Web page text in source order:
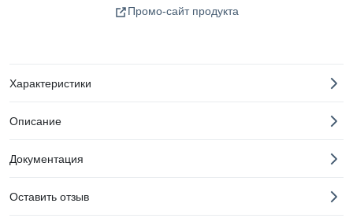
Промо-сайт продукта
Характеристики
Описание
Документация
Оставить отзыв